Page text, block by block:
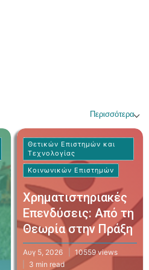
Περισσότερα
Θετικών Επιστημών και
Τεχνολογίας
Κοινωνικών Επιστημών
Χρηματιστηριακές
Επενδύσεις: Από τη
Θεωρία στην Πράξη
Αυγ 5, 2026
10559 views
3 min read